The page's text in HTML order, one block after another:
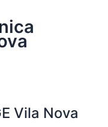
Vila Nova